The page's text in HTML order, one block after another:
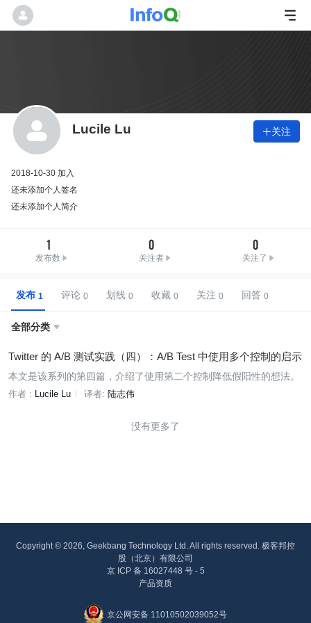
Lucile Lu 关注
2018-10-30 加入
还未添加个人签名
还未添加个人简介
1
发布数
0
关注者
0
关注了
发布 评论 划线 收藏 关注 回答
全部分类 
Twitter 的 A/B 测试实践（四）：A/B Test 中使用多个控制的启示
本文是该系列的第四篇，介绍了使用第二个控制降低假阳性的想法。
作者 : Lucile Lu 译者: 陆志伟
没有更多了
Copyright © 2026, Geekbang Technology Ltd. All rights reserved. 极客邦控
股（北京）有限公司
京 ICP 备 16027448 号 - 5
产品资质
京公网安备 11010502039052号